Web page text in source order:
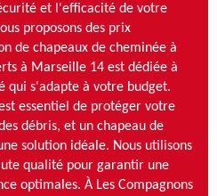
et l'efficacité de votre
proposons des prix
de chapeaux de cheminée à
à Marseille 14 est dédiée à
qui s'adapte à votre budget.
essentiel de protéger votre
débris, et un chapeau de
solution idéale. Nous utilisons
qualité pour garantir une
optimales. À Les Compagnons